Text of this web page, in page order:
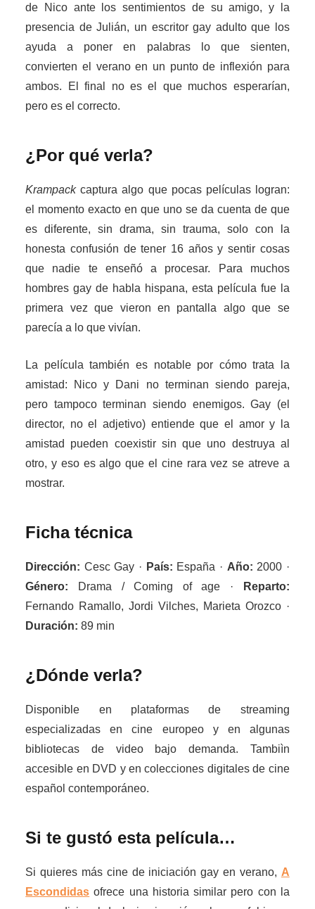
de Nico ante los sentimientos de su amigo, y la
presencia de Julián, un escritor gay adulto que los
ayuda a poner en palabras lo que sienten,
convierten el verano en un punto de inflexión para
ambos. El final no es el que muchos esperarían,
pero es el correcto.
¿Por qué verla?
Krampackcaptura algo que pocas películas logran:
el momento exacto en que uno se da cuenta de que
es diferente, sin drama, sin trauma, solo con la
honesta confusión de tener 16 años y sentir cosas
que nadie te enseñó a procesar. Para muchos
hombres gay de habla hispana, esta película fue la
primera vez que vieron en pantalla algo que se
parecía a lo que vivían.
La película también es notable por cómo trata la
amistad: Nico y Dani no terminan siendo pareja,
pero tampoco terminan siendo enemigos. Gay (el
director, no el adjetivo) entiende que el amor y la
amistad pueden coexistir sin que uno destruya al
otro, y eso es algo que el cine rara vez se atreve a
mostrar.
Ficha técnica
Dirección: Cesc Gay · País: España · Año: 2000 ·
Género: Drama / Coming of age ·
Reparto:
Fernando Ramallo, Jordi Vilches, Marieta Orozco ·
Duración: 89 min
¿Dónde verla?
Disponible en plataformas de streaming
especializadas en cine europeo y en algunas
bibliotecas de video bajo demanda. Tambiìn
accesible en DVD y en colecciones digitales de cine
español contemporáneo.
Si te gustó esta película…
Si quieres más cine de iniciación gay en verano, A
Escondidas ofrece una historia similar pero con la